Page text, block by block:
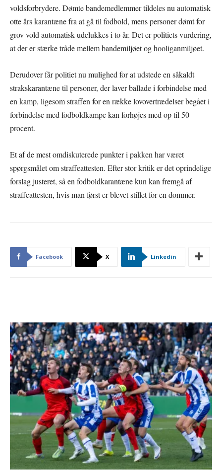
voldsforbrydere. Dømte bandemedlemmer tildeles nu automatisk
otte års karantæne fra at gå til fodbold, mens personer dømt for
grov vold automatisk udelukkes i to år. Det er politiets vurdering,
at der er stærke tråde mellem bandemiljøet og hooliganmiljøet.
Derudover får politiet nu mulighed for at udstede en såkaldt
strakskarantæne til personer, der laver ballade i forbindelse med
en kamp, ligesom straffen for en række lovovertrædelser begået i
forbindelse med fodboldkampe kan forhøjes med op til 50
procent.
Et af de mest omdiskuterede punkter i pakken har været
spørgsmålet om straffeattesten. Efter stor kritik er det oprindelige
forslag justeret, så en fodboldkarantæne kun kan fremgå af
straffeattesten, hvis man først er blevet stillet for en dommer.
Facebook X Linkedin